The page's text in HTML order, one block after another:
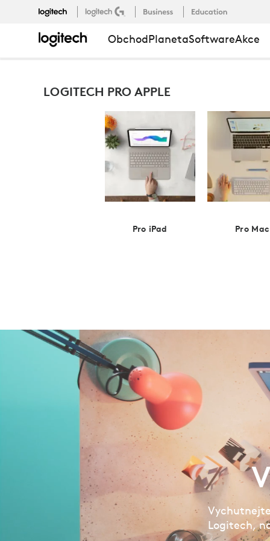
LOGITECH
PRO
APPLE
ObchodPlanetaSoftwareAkce
LOGITECH PRO APPLE
Pro iPad Pro Mac
Logitech,